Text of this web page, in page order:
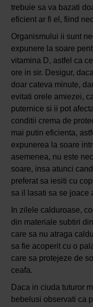
trebuie sa va bazati
eficient ar fi el, fiind
Organismului ii sunt
expunere la soare
vitamina D, astfel ca
ore in sir. Desigur,
doar cateva minute,
evitati orele amiezei,
puternice si ii pot
conditii crema de
mai putin eficienta,
expunerea la soare
asemenea, nu este
soare, insa atunci
preferat sa iesiti cu
sa il lasati sa se joace
In zilele calduroase,
din materiale subtiri
care sa nu atraga
sa fie acoperit cu o
care sa protejeze de
ceafa.
Daca in ciuda tuturor
bebelusi observati ca